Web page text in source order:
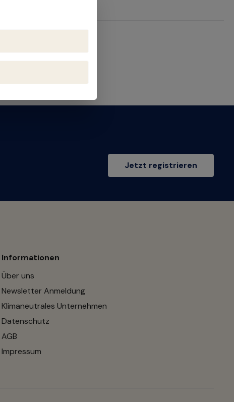
Jetzt registrieren
Informationen
Über uns
Newsletter Anmeldung
Klimaneutrales Unternehmen
Datenschutz
AGB
Impressum